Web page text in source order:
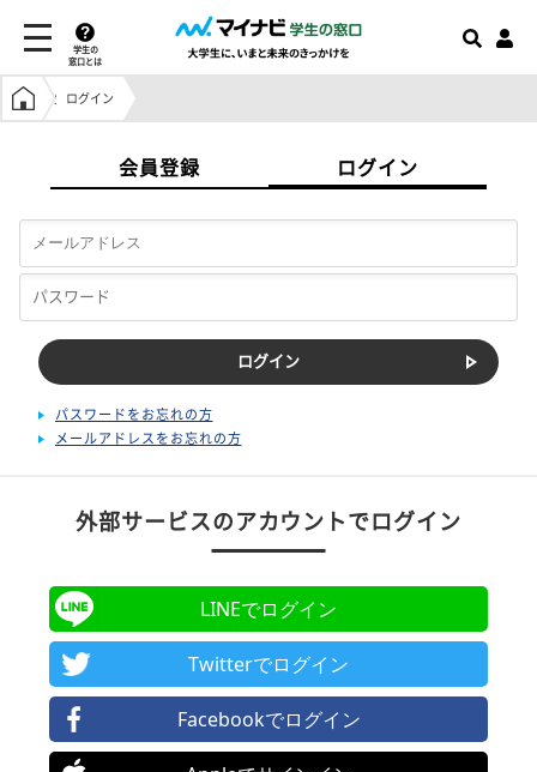
学生の
窓口とは
学生の窓口トップ
ログイン
会員登録 ログイン
パスワードをお忘れの方
メールアドレスをお忘れの方
外部サービスのアカウントでログイン
LINEでログイン
Twitterでログイン
Facebookでログイン